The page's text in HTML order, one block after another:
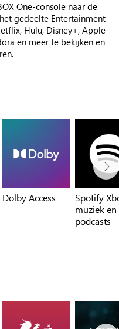
One-console naar de
gedeelte Entertainment
Hulu, Disney+, Apple
en meer te bekijken en
Dolby Access
Spotify
muziek en
podcasts